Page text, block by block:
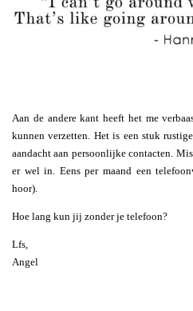
Aan de andere kant heeft het me
kunnen verzetten. Het is een stuk
aandacht aan persoonlijke contacten.
er wel in. Eens per maand een
hoor).
Hoe lang kun jij zonder je telefoon?
Lfs,
Angel